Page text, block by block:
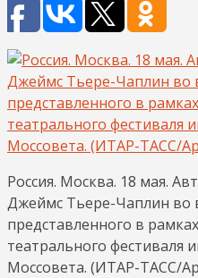
Россия. Москва. 18 мая.
Джеймс Тьере-Чаплин во
представленного в
театрального фестиваля
Моссовета. (ИТАР-ТАСС/